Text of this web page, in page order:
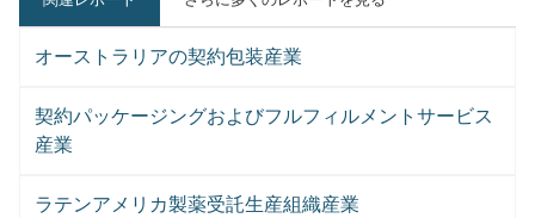
オーストラリアの契約包装産業
契約パッケージングおよびフルフィルメントサービス
産業
ラテンアメリカ製薬受託生産組織産業